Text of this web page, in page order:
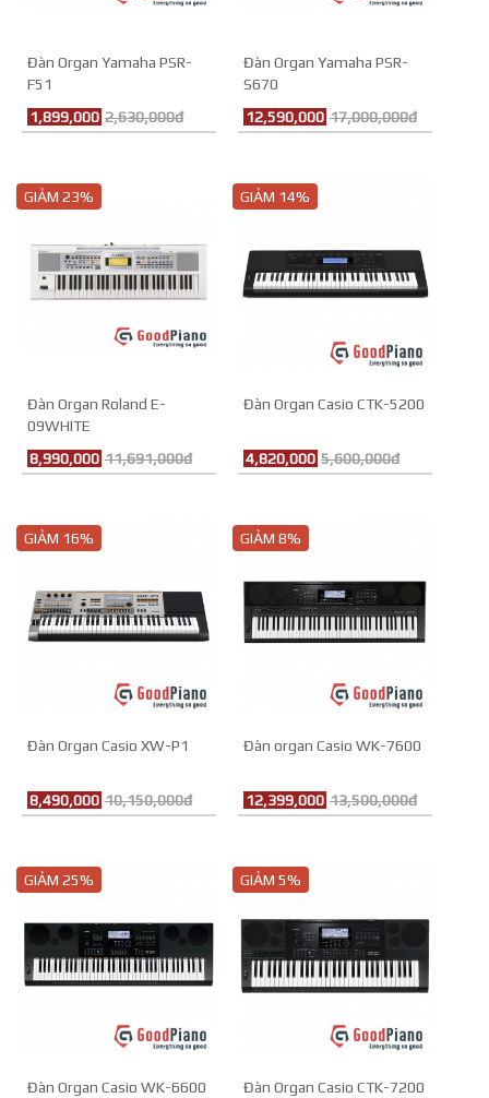
Đàn Organ Yamaha PSR-
F51
1,899,000 2,630,000đ
Đàn Organ Yamaha PSR-
S670
12,590,000 17,000,000đ
GIẢM 23%
Đàn Organ Roland E-
09WHITE
8,990,000 11,691,000đ
GIẢM 14%
Đàn Organ Casio CTK-5200
4,820,000 5,600,000đ
GIẢM 16%
Đàn Organ Casio XW-P1
8,490,000 10,150,000đ
GIẢM 8%
Đàn organ Casio WK-7600
12,399,000 13,500,000đ
GIẢM 25%
Đàn Organ Casio WK-6600
GIẢM 5%
Đàn Organ Casio CTK-7200